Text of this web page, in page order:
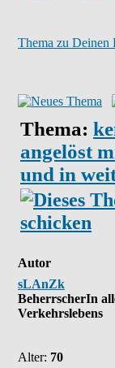
Thema zu Deinen
Thema:
angelöst
und in
Autor
sLAnZk
BeherrscherIn
Verkehrslebens
Alter: 70